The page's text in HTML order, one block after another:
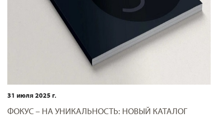
31 июля 2025 г.
ФОКУС – НА УНИКАЛЬНОСТЬ: НОВЫЙ КАТАЛОГ